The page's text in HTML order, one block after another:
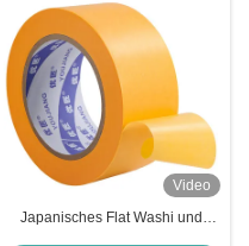
Video
Japanisches Flat Washi und